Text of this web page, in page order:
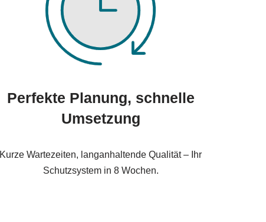
Perfekte Planung, schnelle
Umsetzung
Kurze Wartezeiten, langanhaltende Qualität – Ihr
Schutzsystem in 8 Wochen.